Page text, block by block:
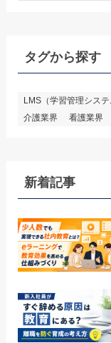
タグから探す
LMS（学習管理システ
介護業界
看護業界
新着記事